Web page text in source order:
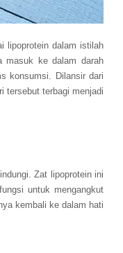
lipoprotein dalam istilah
masuk ke dalam darah
konsumsi. Dilansir dari
tersebut terbagi menjadi
Zat lipoprotein ini
untuk mengangkut
kembali ke dalam hati